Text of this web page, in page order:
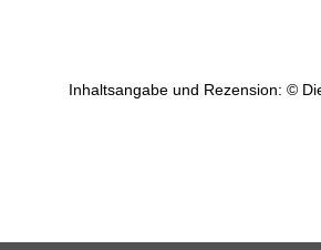
Inhaltsangabe und Rezension: ©